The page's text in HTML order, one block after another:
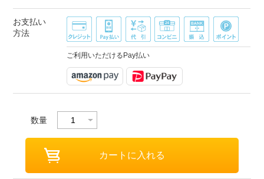
お支払い
方法
ご利用いただけるPay払い
数量